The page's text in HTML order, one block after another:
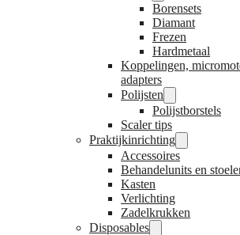
Borensets
Diamant
Frezen
Hardmetaal
Koppelingen,
adapters
Polijsten
Polijstborstels
Scaler tips
Praktijkinrichting
Accessoires
Behandelunits en
Kasten
Verlichting
Zadelkrukken
Disposables